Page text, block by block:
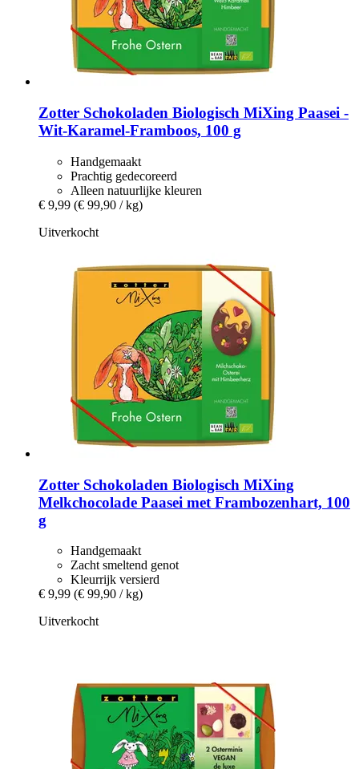
Zotter Schokoladen Biologisch MiXing Paasei -​
Wit-​Karamel-​Framboos, 100 g
Handgemaakt
Prachtig gedecoreerd
Alleen natuurlijke kleuren
€ 9,99 (€ 99,90 / kg)
Uitverkocht
Zotter Schokoladen Biologisch MiXing
Melkchocolade Paasei met Frambozenhart, 100
g
Handgemaakt
Zacht smeltend genot
Kleurrijk versierd
€ 9,99 (€ 99,90 / kg)
Uitverkocht